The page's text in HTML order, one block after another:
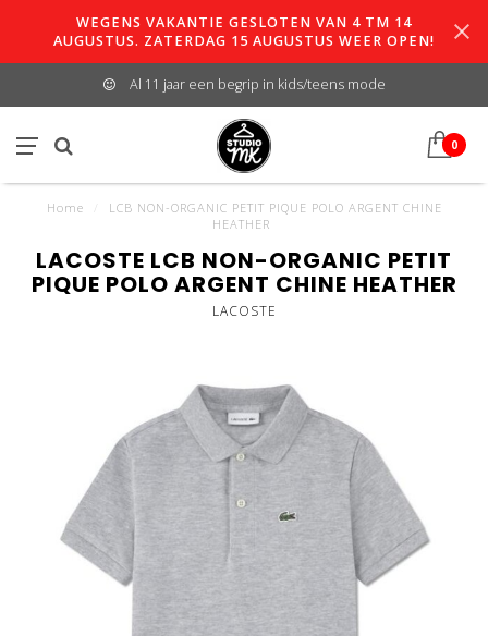
WEGENS VAKANTIE GESLOTEN VAN 4 TM 14
AUGUSTUS. ZATERDAG 15 AUGUSTUS WEER OPEN!
Al 11 jaar een begrip in kids/teens mode
0
Home
LCB NON-ORGANIC PETIT PIQUE POLO ARGENT CHINE
HEATHER
LACOSTE LCB NON-ORGANIC PETIT
PIQUE POLO ARGENT CHINE HEATHER
LACOSTE